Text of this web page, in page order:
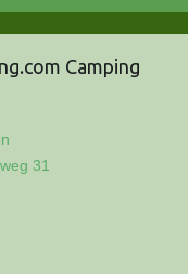
Camping
31